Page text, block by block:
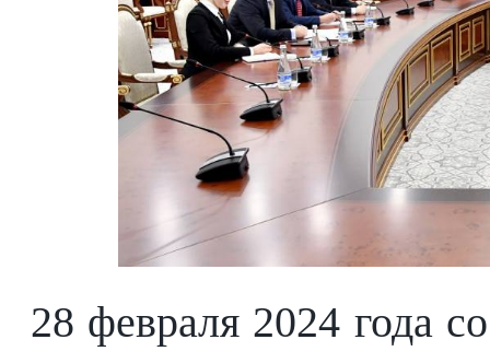
28 февраля 2024 года